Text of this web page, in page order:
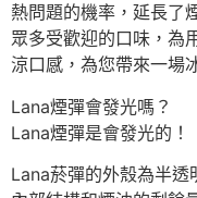
熱問題的機率，延長了
眾多受歡迎的口味，為
涼口感，為您帶來一場
Lana煙彈會發光嗎？
Lana煙彈是會發光的！
Lana菸彈的外殼為半透